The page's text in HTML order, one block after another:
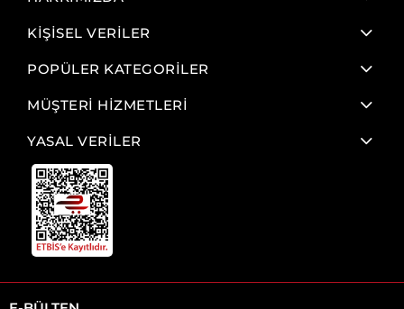
KİŞİSEL VERİLER
POPÜLER KATEGORİLER
MÜŞTERİ HİZMETLERİ
YASAL VERİLER